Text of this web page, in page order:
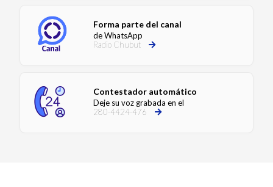
Forma parte del canal
de WhatsApp
Radio Chubut
Contestador automático
Deje su voz grabada en el
280-4424-476